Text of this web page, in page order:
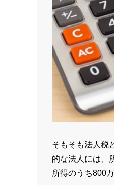
そもそも法人税
的な法人には、
所得のうち800